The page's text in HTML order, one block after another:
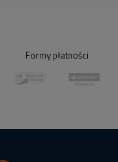
Formy płatności